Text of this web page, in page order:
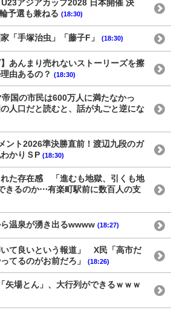
U23アジアカップ2028 日本開催 決
予選も兼ねる (18:30)
「手塚治虫」「藤子F」 (18:30)
】あんまり売れないストーリーズを擦
由あるの？ (18:30)
帝国の市民は600万人に満たなかっ
人口だと読むと、話が丸ごと逆にな
ント2026準決勝直前！渡辺九段のガ
かりＳP (18:30)
た存在感 「進むも地獄、引くも地
きるのか⋯有楽町駅前に数百人の支
温泉が湧き出るwwww (18:27)
て良いという報道」 X民「高市だ
てるのがお前だろ」
(18:26)
矢場とん」、大行列ができるｗｗｗ